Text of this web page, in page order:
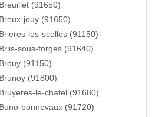
(91650)
jouy (91650)
les-scelles (91150)
sous-forges (91640)
(91150)
(91800)
le-chatel (91680)
bonnevaux (91720)